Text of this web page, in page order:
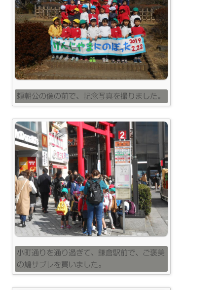
頼朝公の像の前で、記念写真を撮りました。
小町通りを通り過ぎて、鎌倉駅前で、ご褒美
の鳩サブレを買いました。